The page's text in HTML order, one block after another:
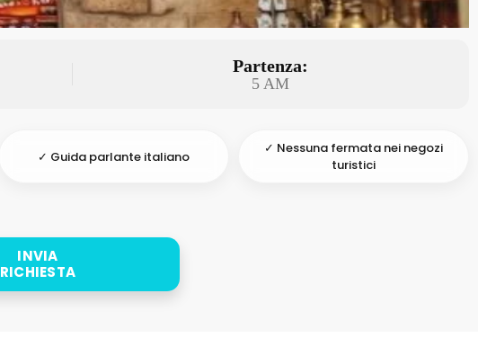
Partenza:
5 AM
✓ Guida parlante italiano
✓ Nessuna fermata nei negozi
turistici
INVIA
RICHIESTA